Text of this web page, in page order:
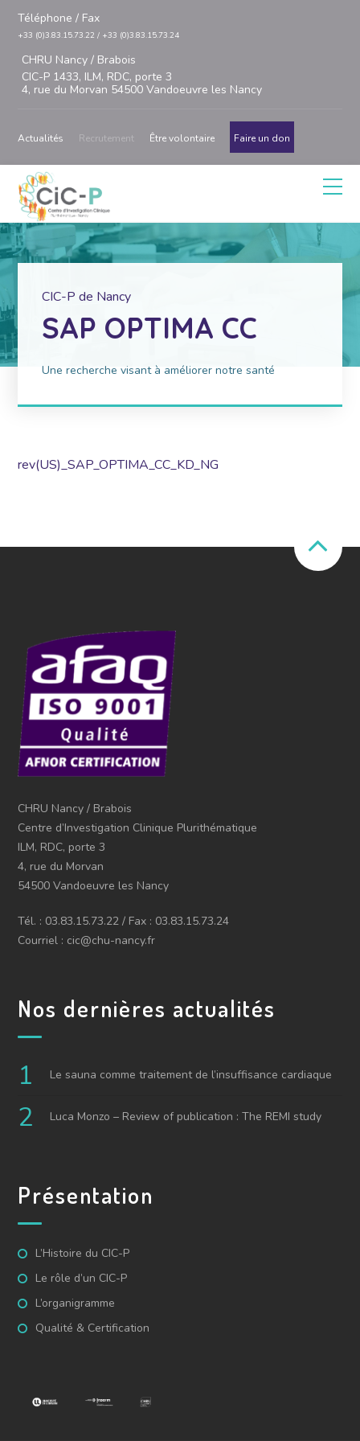
Téléphone / Fax
+33 (0)3.83.15.73.22 / +33 (0)3.83.15.73.24
CHRU Nancy / Brabois
CIC-P 1433, ILM, RDC, porte 3
4, rue du Morvan 54500 Vandoeuvre les Nancy
Actualités Recrutement Être volontaire Faire un don
CIC-P de Nancy
SAP OPTIMA CC
Une recherche visant à améliorer notre santé
rev(US)_SAP_OPTIMA_CC_KD_NG
CHRU Nancy / Brabois
Centre d’Investigation Clinique Plurithématique
ILM, RDC, porte 3
4, rue du Morvan
54500 Vandoeuvre les Nancy
Tél. : 03.83.15.73.22 / Fax : 03.83.15.73.24
Courriel : cic@chu-nancy.fr
Nos dernières actualités
Le sauna comme traitement de l’insuffisance cardiaque
Luca Monzo – Review of publication : The REMI study
Présentation
L’Histoire du CIC-P
Le rôle d’un CIC-P
L’organigramme
Qualité & Certification